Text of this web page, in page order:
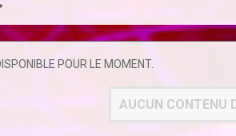
POUR LE MOMENT.
AUCUN CONTENU